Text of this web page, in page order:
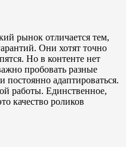
рынок отличается тем,
Они хотят точно
Но в контенте нет
пробовать разные
постоянно адаптироваться.
работы. Единственное,
качество роликов